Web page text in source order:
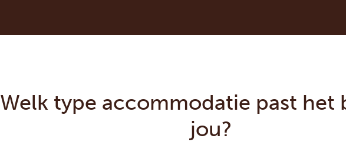
Welk type accommodatie past het
jou?